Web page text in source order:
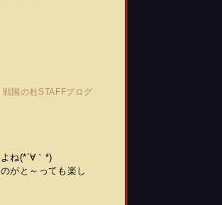
戦国の杜STAFFブログ
ね(*´∀｀*)
がと～っても楽し